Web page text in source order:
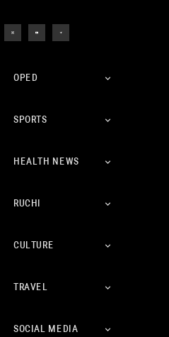
OPED
SPORTS
HEALTH NEWS
RUCHI
CULTURE
TRAVEL
SOCIAL MEDIA